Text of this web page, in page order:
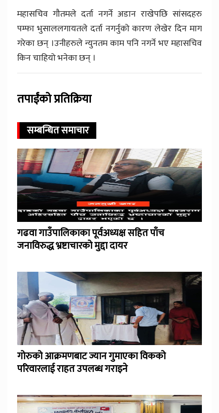
महासचिव गौतमले दर्ता नगर्ने अडान राखेपछि सांसदहरु
पम्फा भुसाललगायतले दर्ता नगर्नुको कारण लेखेर दिन माग
गरेका छन् ।उनीहरुले न्युनतम काम पनि नगर्ने भए महासचिव
किन चाहियो भनेका छन् ।
तपाईंको प्रतिक्रिया
सम्बन्धित समाचार
गढवा गाउँपालिकाका पूर्वअध्यक्ष सहित पाँच
जनाविरुद्ध भ्रष्टाचारको मुद्दा दायर
गोरुको आक्रमणबाट ज्यान गुमाएका विकको
परिवारलाई राहत उपलब्ध गराइने